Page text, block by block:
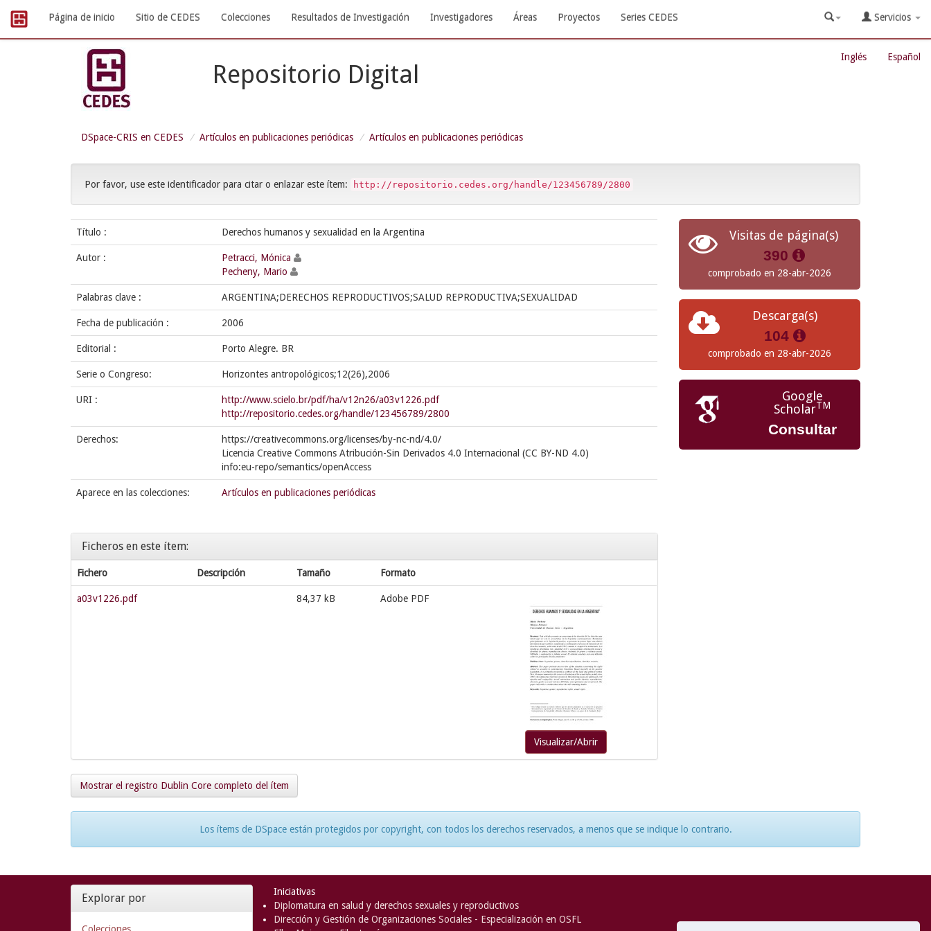
navigation
Página de inicio Sitio de CEDES Colecciones Resultados de Investigación Investigadores Áreas Proyectos Series CEDES Servicios
Inglés Español
Repositorio Digital
DSpace-CRIS en CEDES Artículos en publicaciones periódicas Artículos en publicaciones periódicas
Por favor, use este identificador para citar o enlazar este ítem: http://repositorio.cedes.org/handle/123456789/2800
Título : Derechos humanos y sexualidad en la Argentina
Autor :
Petracci, Mónica
Pecheny, Mario
Palabras clave : ARGENTINA;DERECHOS REPRODUCTIVOS;SALUD REPRODUCTIVA;SEXUALIDAD
Fecha de publicación : 2006
Editorial : Porto Alegre. BR
Serie o Congreso: Horizontes antropológicos;12(26),2006
URI :
http://www.scielo.br/pdf/ha/v12n26/a03v1226.pdf
http://repositorio.cedes.org/handle/123456789/2800
Derechos:
https://creativecommons.org/licenses/by-nc-nd/4.0/
Licencia Creative Commons Atribución-Sin Derivados 4.0 Internacional (CC BY-ND 4.0)
info:eu-repo/semantics/openAccess
Aparece en las colecciones: Artículos en publicaciones periódicas
Ficheros en este ítem:
Fichero Descripción Tamaño Formato
a03v1226.pdf 84,37 kB Adobe PDF
Visualizar/Abrir
Mostrar el registro Dublin Core completo del ítem
Visitas de página(s)
390
comprobado en 28-abr-2026
Descarga(s)
104
comprobado en 28-abr-2026
Google
ScholarTM
Consultar
Los ítems de DSpace están protegidos por copyright, con todos los derechos reservados, a menos que se indique lo contrario.
Explorar por
Iniciativas
Diplomatura en salud y derechos sexuales y reproductivos
Dirección y Gestión de Organizaciones Sociales - Especialización en OSFL